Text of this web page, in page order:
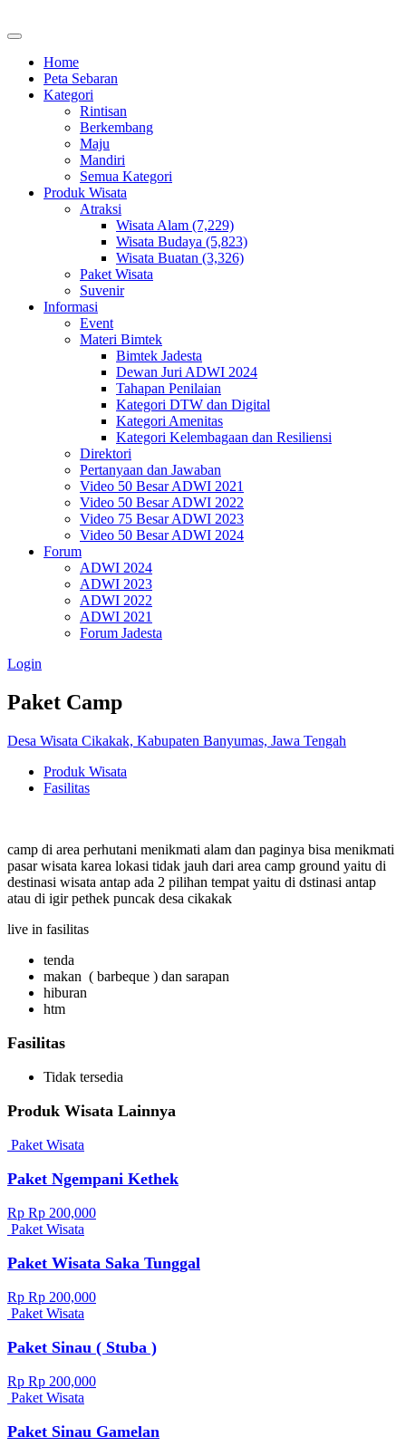
Home
Peta Sebaran
Kategori
Rintisan
Berkembang
Maju
Mandiri
Semua Kategori
Produk Wisata
Atraksi
Wisata Alam (7,229)
Wisata Budaya (5,823)
Wisata Buatan (3,326)
Paket Wisata
Suvenir
Informasi
Event
Materi Bimtek
Bimtek Jadesta
Dewan Juri ADWI 2024
Tahapan Penilaian
Kategori DTW dan Digital
Kategori Amenitas
Kategori Kelembagaan dan Resiliensi
Direktori
Pertanyaan dan Jawaban
Video 50 Besar ADWI 2021
Video 50 Besar ADWI 2022
Video 75 Besar ADWI 2023
Video 50 Besar ADWI 2024
Forum
ADWI 2024
ADWI 2023
ADWI 2022
ADWI 2021
Forum Jadesta
Login
Paket Camp
Desa Wisata Cikakak, Kabupaten Banyumas, Jawa Tengah
Produk Wisata
Fasilitas
camp di area perhutani menikmati alam dan paginya bisa menikmati
pasar wisata karea lokasi tidak jauh dari area camp ground yaitu di
destinasi wisata antap ada 2 pilihan tempat yaitu di dstinasi antap
atau di igir pethek puncak desa cikakak
live in fasilitas
tenda
makan ( barbeque ) dan sarapan
hiburan
htm
Fasilitas
Tidak tersedia
Produk Wisata Lainnya
Paket Wisata
Paket Ngempani Kethek
Rp Rp 200,000
Paket Wisata
Paket Wisata Saka Tunggal
Rp Rp 200,000
Paket Wisata
Paket Sinau ( Stuba )
Rp Rp 200,000
Paket Wisata
Paket Sinau Gamelan